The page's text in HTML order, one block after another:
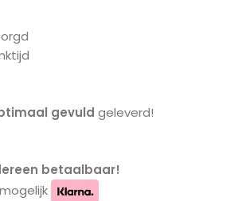
gevuld geleverd!
betaalbaar!